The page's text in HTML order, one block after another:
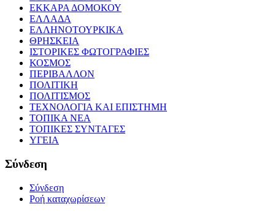
ΕΚΚΑΡΑ ΔΟΜΟΚΟΥ
ΕΛΛΑΔΑ
ΕΛΛΗΝΟΤΟΥΡΚΙΚΑ
ΘΡΗΣΚΕΙΑ
ΙΣΤΟΡΙΚΕΣ ΦΩΤΟΓΡΑΦΙΕΣ
ΚΟΣΜΟΣ
ΠΕΡΙΒΑΛΛΟΝ
ΠΟΛΙΤΙΚΗ
ΠΟΛΙΤΙΣΜΟΣ
ΤΕΧΝΟΛΟΓΙΑ ΚΑΙ ΕΠΙΣΤΗΜΗ
ΤΟΠΙΚΑ ΝΕΑ
ΤΟΠΙΚΕΣ ΣΥΝΤΑΓΕΣ
ΥΓΕΙΑ
Σύνδεση
Σύνδεση
Ροή καταχωρίσεων